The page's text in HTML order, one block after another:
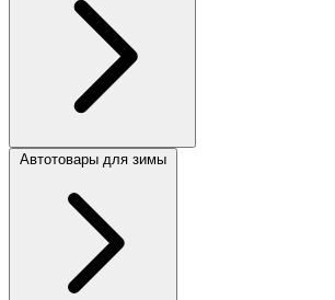
Автотовары для зимы